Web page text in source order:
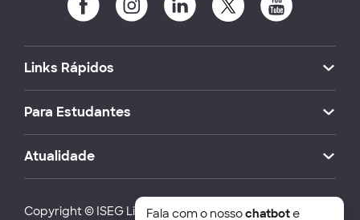
Links Rápidos
Para Estudantes
Atualidade
Copyright © ISEG Lisbon School of Economics and
Fala com o nossochatbote